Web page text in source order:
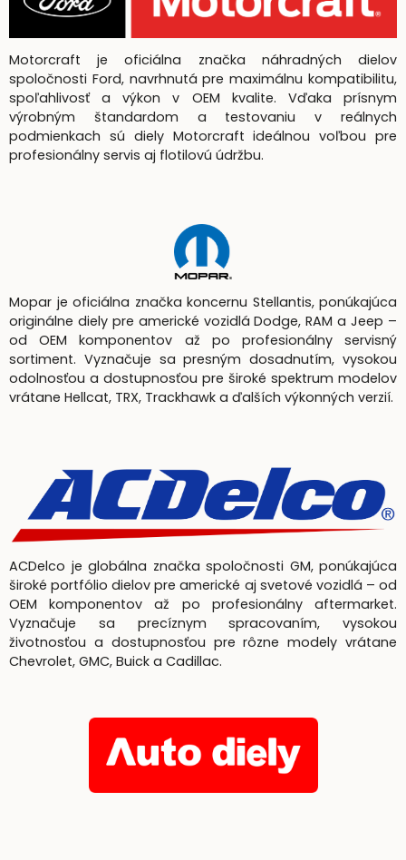
Motorcraft je oficiálna značka náhradných dielov
spoločnosti Ford, navrhnutá pre maximálnu kompatibilitu,
spoľahlivosť a výkon v OEM kvalite. Vďaka prísnym
výrobným štandardom a testovaniu v reálnych
podmienkach sú diely Motorcraft ideálnou voľbou pre
profesionálny servis aj flotilovú údržbu.
Mopar je oficiálna značka koncernu Stellantis, ponúkajúca
originálne diely pre americké vozidlá Dodge, RAM a Jeep –
od OEM komponentov až po profesionálny servisný
sortiment. Vyznačuje sa presným dosadnutím, vysokou
odolnosťou a dostupnosťou pre široké spektrum modelov
vrátane Hellcat, TRX, Trackhawk a ďalších výkonných verzií.
ACDelco je globálna značka spoločnosti GM, ponúkajúca
široké portfólio dielov pre americké aj svetové vozidlá – od
OEM komponentov až po profesionálny aftermarket.
Vyznačuje sa precíznym spracovaním, vysokou
životnosťou a dostupnosťou pre rôzne modely vrátane
Chevrolet, GMC, Buick a Cadillac.